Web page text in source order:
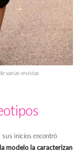
varias revistas
sus inicios encontró
modelo la caracterizan